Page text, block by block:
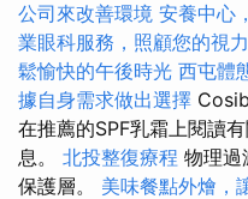
公司來改善環境 安養中心
業眼科服務，照顧您的視
鬆愉快的午後時光 西屯體
據自身需求做出選擇
在推薦的SPF乳霜上閱讀
息。 北投整復療程 物理過
保護層。 美味餐點外燴，